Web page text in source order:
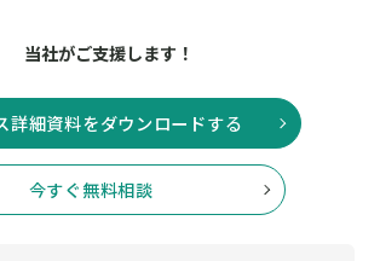
当社がご支援します！
詳細資料をダウンロードする
今すぐ無料相談